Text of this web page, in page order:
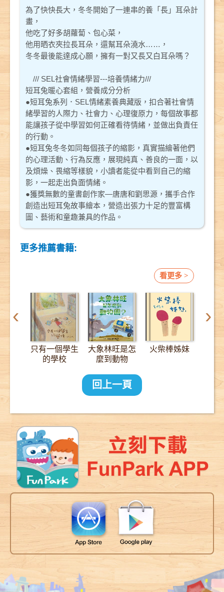
為了快快長大，冬冬開始了一連串的養「長」耳朵計
畫，
他吃了好多胡蘿蔔、包心菜，
他用晒衣夾拉長耳朵，還幫耳朵澆水……，
冬冬最後能達成心願，擁有一對又長又白耳朵嗎？
/// SEL社會情緒學習---培養情緒力///
短耳兔暖心套組，營養成分分析
●短耳兔系列．SEL情緒素養典藏版，扣合著社會情
緒學習的人際力、社會力、心理復原力，每個故事都
能讓孩子從中學習如何正確看待情緒，並做出負責任
的行動。
●短耳兔冬冬如同每個孩子的縮影，真實描繪著他們
的心理活動、行為反應，展現純真、善良的一面，以
及煩燥、畏縮等樣貌，小讀者能從中看到自己的縮
影，一起走出負面情緒。
●獲獎無數的童書創作家—唐唐和劉思源，攜手合作
創造出短耳兔故事繪本，營造出張力十足的豐富構
圖、藝術和童趣兼具的作品。
更多推薦書籍:
看更多 >
‹ ›
只有一個學生
的學校
大象林旺是怎
麼到動物
2000公里的
長征
火柴棒姊妹
回上一頁